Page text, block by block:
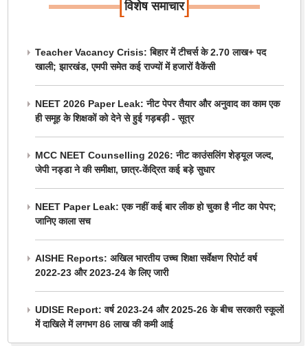
विशेष समाचार
Teacher Vacancy Crisis: बिहार में टीचर्स के 2.70 लाख+ पद
खाली; झारखंड, एमपी समेत कई राज्यों में हजारों वैकेंसी
NEET 2026 Paper Leak: नीट पेपर तैयार और अनुवाद का काम एक
ही समूह के शिक्षकों को देने से हुई गड़बड़ी - सूत्र
MCC NEET Counselling 2026: नीट काउंसलिंग शेड्यूल जल्द,
जेपी नड्डा ने की समीक्षा, छात्र-केंद्रित कई बड़े सुधार
NEET Paper Leak: एक नहीं कई बार लीक हो चुका है नीट का पेपर;
जानिए काला सच
AISHE Reports: अखिल भारतीय उच्च शिक्षा सर्वेक्षण रिपोर्ट वर्ष
2022-23 और 2023-24 के लिए जारी
UDISE Report: वर्ष 2023-24 और 2025-26 के बीच सरकारी स्कूलों
में दाखिले में लगभग 86 लाख की कमी आई